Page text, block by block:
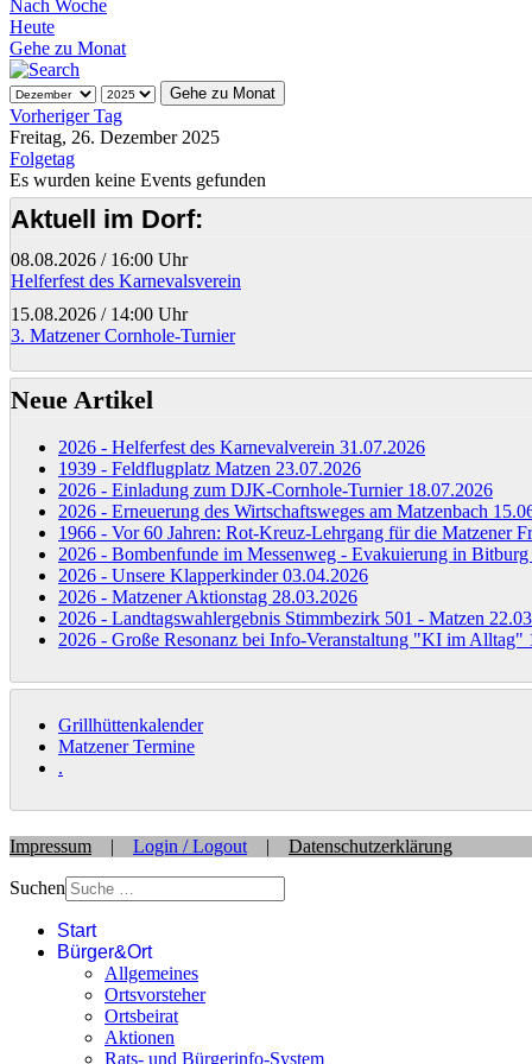
Nach Woche
Heute
Gehe zu Monat
Gehe zu Monat
Vorheriger Tag
Freitag, 26. Dezember 2025
Folgetag
Es wurden keine Events gefunden
Aktuell im Dorf:
08.08.2026 / 16:00 Uhr
Helferfest des Karnevalsverein
15.08.2026 / 14:00 Uhr
3. Matzener Cornhole-Turnier
Neue Artikel
2026 - Helferfest des Karnevalverein 31.07.2026
1939 - Feldflugplatz Matzen 23.07.2026
2026 - Einladung zum DJK-Cornhole-Turnier 18.07.2026
2026 - Erneuerung des Wirtschaftsweges am Matzenbach
1966 - Vor 60 Jahren: Rot-Kreuz-Lehrgang für die Matzener
2026 - Bombenfunde im Messenweg - Evakuierung in Bitburg
2026 - Unsere Klapperkinder03.04.2026
2026 - Matzener Aktionstag 28.03.2026
2026 - Landtagswahlergebnis Stimmbezirk 501 - Matzen
2026 - Große Resonanz bei Info-Veranstaltung "KI im Alltag"
Grillhüttenkalender
Matzener Termine
.
Impressum | Login / Logout | Datenschutzerklärung
Suchen
Start
Bürger&Ort
Allgemeines
Ortsvorsteher
Ortsbeirat
Aktionen
Rats- und Bürgerinfo-System